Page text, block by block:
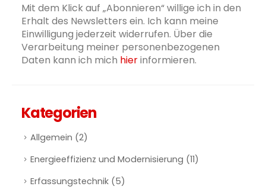
Mit dem Klick auf „Abonnieren“ willige ich in den
Erhalt des Newsletters ein. Ich kann meine
Einwilligung jederzeit widerrufen. Über die
Verarbeitung meiner personenbezogenen
Daten kann ich mich hierinformieren.
Kategorien
Allgemein (2)
Energieeffizienz und Modernisierung (11)
Erfassungstechnik (5)